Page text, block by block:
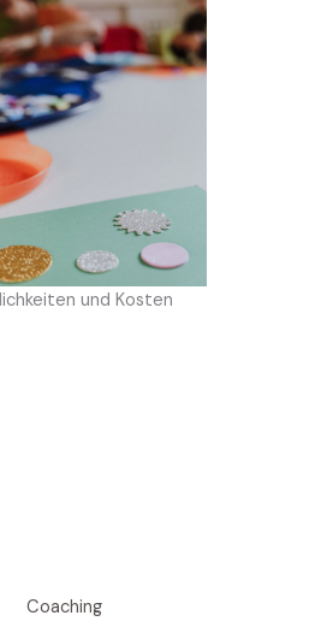
und Kosten
Coaching